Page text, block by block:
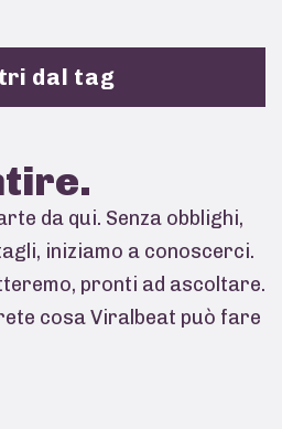
dal tag
da qui. Senza obblighi,
iniziamo a conoscerci.
pronti ad ascoltare.
cosa Viralbeat può fare